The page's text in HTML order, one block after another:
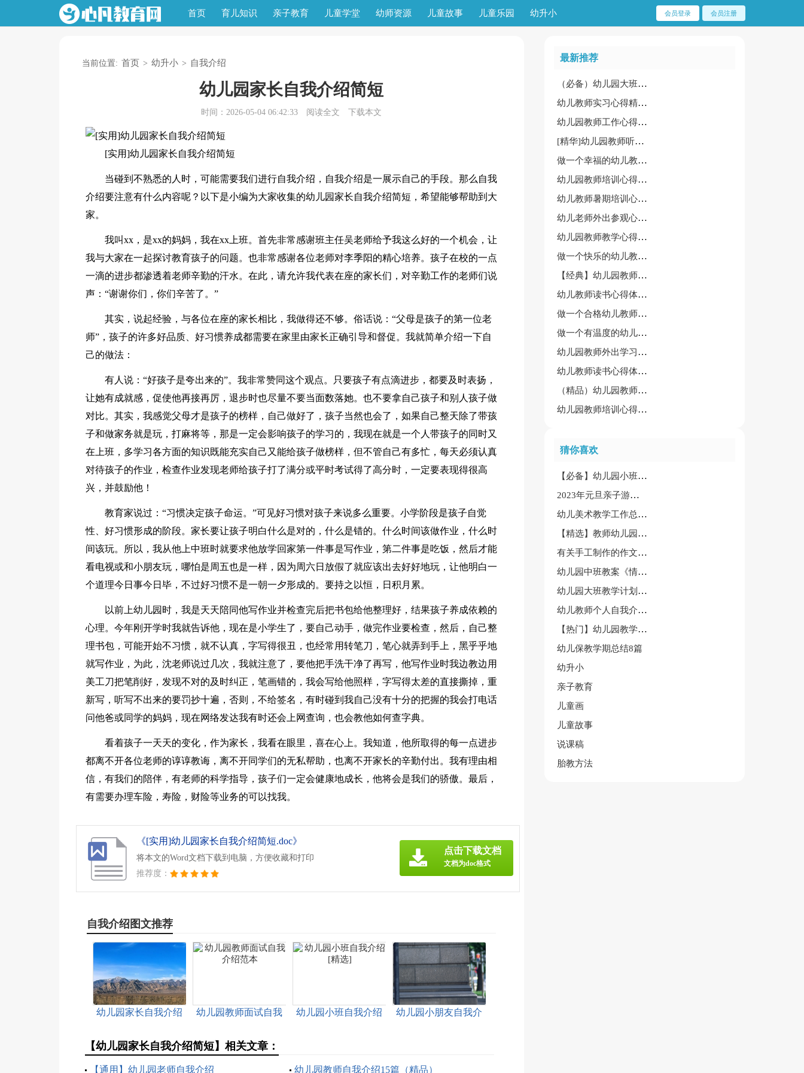
首页 育儿知识 亲子教育 儿童学堂 幼师资源 儿童故事 儿童乐园 幼升小 会员登录 会员注册
当前位置: 首页 > 幼升小 > 自我介绍
幼儿园家长自我介绍简短
时间：2026-05-04 06:42:33 阅读全文 下载本文
[实用]幼儿园家长自我介绍简短
当碰到不熟悉的人时，可能需要我们进行自我介绍，自我介绍是一展示自己的手段。那么自我
介绍要注意有什么内容呢？以下是小编为大家收集的幼儿园家长自我介绍简短，希望能够帮助到大
家。
我叫xx，是xx的妈妈，我在xx上班。首先非常感谢班主任吴老师给予我这么好的一个机会，让
我与大家在一起探讨教育孩子的问题。也非常感谢各位老师对李季阳的精心培养。孩子在校的一点
一滴的进步都渗透着老师辛勤的汗水。在此，请允许我代表在座的家长们，对辛勤工作的老师们说
声：“谢谢你们，你们辛苦了。”
其实，说起经验，与各位在座的家长相比，我做得还不够。俗话说：“父母是孩子的第一位老
师”，孩子的许多好品质、好习惯养成都需要在家里由家长正确引导和督促。我就简单介绍一下自
己的做法：
有人说：“好孩子是夸出来的”。我非常赞同这个观点。只要孩子有点滴进步，都要及时表扬，
让她有成就感，促使他再接再厉，退步时也尽量不要当面数落她。也不要拿自己孩子和别人孩子做
对比。其实，我感觉父母才是孩子的榜样，自己做好了，孩子当然也会了，如果自己整天除了带孩
子和做家务就是玩，打麻将等，那是一定会影响孩子的学习的，我现在就是一个人带孩子的同时又
在上班，多学习各方面的知识既能充实自己又能给孩子做榜样，但不管自己有多忙，每天必须认真
对待孩子的作业，检查作业发现老师给孩子打了满分或平时考试得了高分时，一定要表现得很高
兴，并鼓励他！
教育家说过：“习惯决定孩子命运。”可见好习惯对孩子来说多么重要。小学阶段是孩子自觉
性、好习惯形成的阶段。家长要让孩子明白什么是对的，什么是错的。什么时间该做作业，什么时
间该玩。所以，我从他上中班时就要求他放学回家第一件事是写作业，第二件事是吃饭，然后才能
看电视或和小朋友玩，哪怕是周五也是一样，因为周六日放假了就应该出去好好地玩，让他明白一
个道理今日事今日毕，不过好习惯不是一朝一夕形成的。要持之以恒，日积月累。
以前上幼儿园时，我是天天陪同他写作业并检查完后把书包给他整理好，结果孩子养成依赖的
心理。今年刚开学时我就告诉他，现在是小学生了，要自己动手，做完作业要检查，然后，自己整
理书包，可能开始不习惯，就不认真，字写得很丑，也经常用转笔刀，笔心就弄到手上，黑乎乎地
就写作业，为此，沈老师说过几次，我就注意了，要他把手洗干净了再写，他写作业时我边教边用
美工刀把笔削好，发现不对的及时纠正，笔画错的，我会写给他照样，字写得太差的直接撕掉，重
新写，听写不出来的要罚抄十遍，否则，不给签名，有时碰到我自己没有十分的把握的我会打电话
问他爸或同学的妈妈，现在网络发达我有时还会上网查询，也会教他如何查字典。
看着孩子一天天的变化，作为家长，我看在眼里，喜在心上。我知道，他所取得的每一点进步
都离不开各位老师的谆谆教诲，离不开同学们的无私帮助，也离不开家长的辛勤付出。我有理由相
信，有我们的陪伴，有老师的科学指导，孩子们一定会健康地成长，他将会是我们的骄傲。最后，
有需要办理车险，寿险，财险等业务的可以找我。
《[实用]幼儿园家长自我介绍简短.doc》
将本文的Word文档下载到电脑，方便收藏和打印
推荐度：
点击下载文档
文档为doc格式
自我介绍图文推荐
幼儿园家长自我介绍
幼儿园教师面试自我
幼儿园小班自我介绍
幼儿园小朋友自我介
【幼儿园家长自我介绍简短】相关文章：
【通用】幼儿园老师自我介绍 幼儿园教师自我介绍15篇（精品）
最新推荐
（必备）幼儿园大班教师心得
幼儿教师实习心得精简版
幼儿园教师工作心得体会
[精华]幼儿园教师听课评课心得4篇
做一个幸福的幼儿教师培训心得
幼儿园教师培训心得体会15篇(优选)
幼儿教师暑期培训心得体会（锦集15篇）
幼儿老师外出参观心得体会(必备)
幼儿园教师教学心得体会必备【2篇】
做一个快乐的幼儿教师心得
【经典】幼儿园教师礼仪培训心得体会
幼儿教师读书心得体会【集合15篇】
做一个合格幼儿教师培训心得
做一个有温度的幼儿教师培训心得
幼儿园教师外出学习心得体会[精华]
幼儿教师读书心得体会【精选15篇】
（精品）幼儿园教师外出学习心得体会
幼儿园教师培训心得体会
猜你喜欢
【必备】幼儿园小班社会教案模板合集五篇
2023年元旦亲子游戏总结精选11篇
幼儿美术教学工作总结(14篇)
【精选】教师幼儿园心得体会范文五篇
有关手工制作的作文300字汇总八篇
幼儿园中班教案《情绪王国》含反思
幼儿园大班教学计划汇编7篇
幼儿教师个人自我介绍(14篇)
【热门】幼儿园教学总结
幼儿保教学期总结8篇
幼升小
亲子教育
儿童画
儿童故事
说课稿
胎教方法